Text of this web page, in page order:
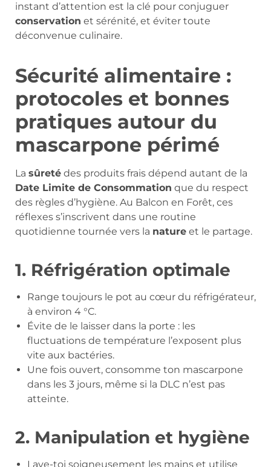
instant d’attention est la clé pour conjuguer
conservation et sérénité, et éviter toute
déconvenue culinaire.
Sécurité alimentaire :
protocoles et bonnes
pratiques autour du
mascarpone périmé
La sûreté des produits frais dépend autant de la
Date Limite de Consommation que du respect
des règles d’hygiène. Au Balcon en Forêt, ces
réflexes s’inscrivent dans une routine
quotidienne tournée vers la nature et le partage.
1. Réfrigération optimale
Range toujours le pot au cœur du réfrigérateur,
à environ 4 °C.
Évite de le laisser dans la porte : les
fluctuations de température l’exposent plus
vite aux bactéries.
Une fois ouvert, consomme ton mascarpone
dans les 3 jours, même si la DLC n’est pas
atteinte.
2. Manipulation et hygiène
Lave-toi soigneusement les mains et utilise